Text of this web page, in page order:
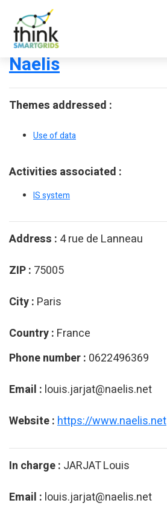
Naelis
Themes addressed :
Use of data
Activities associated :
IS system
Address : 4 rue de Lanneau
ZIP : 75005
City : Paris
Country : France
Phone number : 0622496369
Email : louis.jarjat@naelis.net
Website :https://www.naelis.net
In charge : JARJAT Louis
Email : louis.jarjat@naelis.net